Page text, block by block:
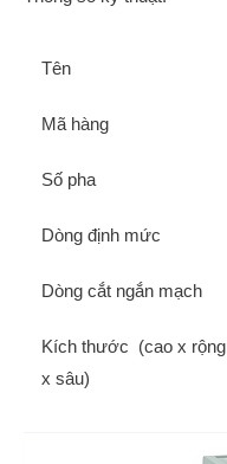
Tên
Mã hàng
Số pha
Dòng định mức
Dòng cắt ngắn mạch
Kích thước (cao x rộng
x sâu)